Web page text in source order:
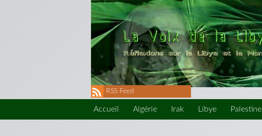
RSS Feed
Accueil Algérie Irak Libye Palestine